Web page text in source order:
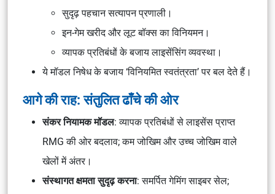
सुदृढ़ पहचान सत्यापन प्रणाली।
इन-गेम खरीद औरलूट बॉक्सका विनियमन।
व्यापक प्रतिबंधों के बजाय लाइसेंसिंग व्यवस्था।
ये मॉडल निषेध के बजाय ‘विनियमित स्वतंत्रता’ पर बल देते हैं।
आगे की राह: संतुलित ढाँचे की ओर
संकर नियामक मॉडल: व्यापक प्रतिबंधों से लाइसेंस प्राप्त
RMG की ओर बदलाव; कम जोखिम और उच्च जोखिम वाले
खेलों में अंतर।
संस्थागत क्षमता सुदृढ़ करना: समर्पित गेमिंग साइबर सेल;